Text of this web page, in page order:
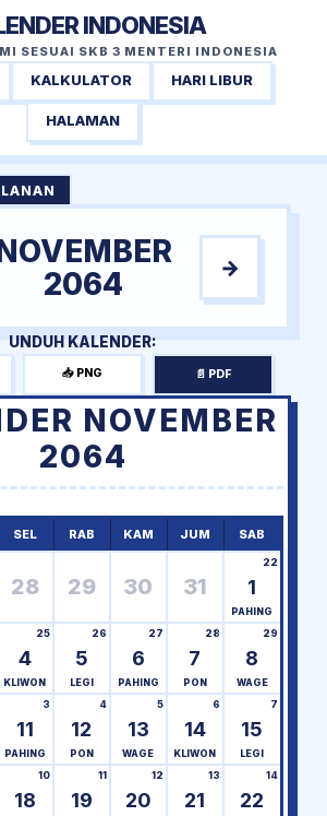
INDONESIA
SESUAI SKB 3 MENTERI INDONESIA
KALKULATOR HARI LIBUR
HALAMAN
2064
→
UNDUH KALENDER:
📥 PNG 📄 PDF
NOVEMBER
2064
SEL RAB KAM JUM SAB
28 29 30 31 1
22
PAHING
4
25
KLIWON
5
26
LEGI
6
27
PAHING
7
28
PON
8
29
WAGE
11
3
PAHING
12
4
PON
13
5
WAGE
14
6
KLIWON
15
7
LEGI
18
10
19
11
20
12
21
13
22
14